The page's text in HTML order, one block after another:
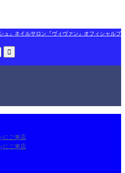
ュ』ネイルサロン『ヴィヴァン』オフィシャルブ
にご来店
にご来店